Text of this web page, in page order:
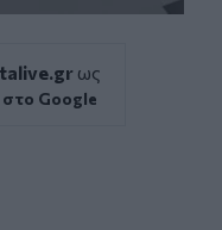
ως
Google